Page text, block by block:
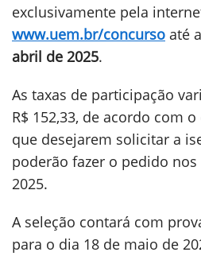
exclusivamente pela
www.uem.br/concurso até
abril de 2025.
As taxas de participação
R$ 152,33, de acordo com
que desejarem solicitar a
poderão fazer o pedido
2025.
A seleção contará com
para o dia 18 de maio de